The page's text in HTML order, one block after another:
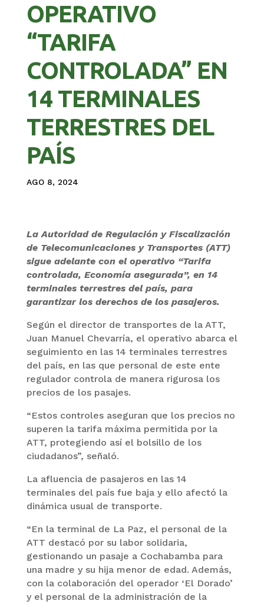
OPERATIVO
“TARIFA
CONTROLADA” EN
14 TERMINALES
TERRESTRES DEL
PAÍS
AGO 8, 2024
La Autoridad de Regulación y Fiscalización
de Telecomunicaciones y Transportes (ATT)
sigue adelante con el operativo “Tarifa
controlada, Economía asegurada”, en 14
terminales terrestres del país, para
garantizar los derechos de los pasajeros.
Según el director de transportes de la ATT,
Juan Manuel Chevarría, el operativo abarca el
seguimiento en las 14 terminales terrestres
del país, en las que personal de este ente
regulador controla de manera rigurosa los
precios de los pasajes.
“Estos controles aseguran que los precios no
superen la tarifa máxima permitida por la
ATT, protegiendo así el bolsillo de los
ciudadanos”, señaló.
La afluencia de pasajeros en las 14
terminales del país fue baja y ello afectó la
dinámica usual de transporte.
“En la terminal de La Paz, el personal de la
ATT destacó por su labor solidaria,
gestionando un pasaje a Cochabamba para
una madre y su hija menor de edad. Además,
con la colaboración del operador ‘El Dorado’
y el personal de la administración de la